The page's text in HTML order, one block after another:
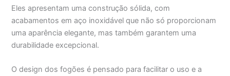
Eles apresentam uma construção sólida, com
acabamentos em aço inoxidável que não só proporcionam
uma aparência elegante, mas também garantem uma
durabilidade excepcional.
O design dos fogões é pensado para facilitar o uso e a